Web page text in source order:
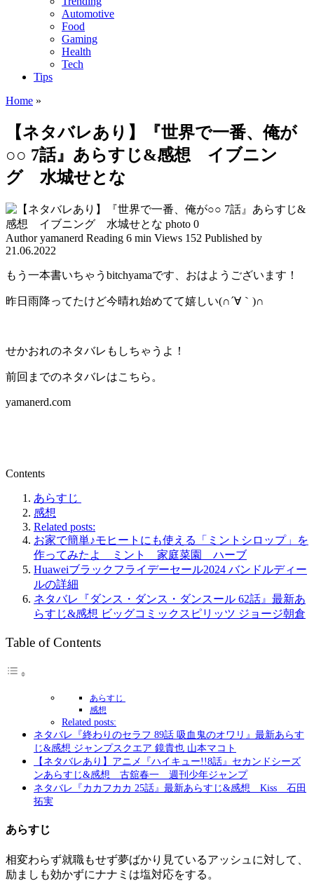
Automotive
Food
Gaming
Health
Tech
Tips
Home »
【ネタバレあり】『世界で一番、俺が
○○ 7話』あらすじ&感想 イブニン
グ 水城せとな
Author yamanerd Reading 6 min Views 152 Published by
21.06.2022
もう一本書いちゃうbitchyamaです、おはようございます！
昨日雨降ってたけど今晴れ始めてて嬉しい(∩´∀｀)∩
せかおれのネタバレもしちゃうよ！
前回までのネタバレはこちら。
yamanerd.com
Contents
あらすじ
感想
Related posts:
お家で簡単♪モヒートにも使える「ミントシロップ」を
作ってみたよ ミント 家庭菜園 ハーブ
Huaweiブラックフライデーセール2024 バンドルディー
ルの詳細
ネタバレ『ダンス・ダンス・ダンスール 62話』最新あ
らすじ&感想 ビッグコミックスピリッツ ジョージ朝倉
Table of Contents
あらすじ
感想
Related posts:
ネタバレ『終わりのセラフ 89話 吸血鬼のオワリ』最新あらす
じ&感想 ジャンプスクエア 鏡貴也 山本マコト
【ネタバレあり】アニメ『ハイキュー!!8話』セカンドシーズ
ンあらすじ&感想 古舘春一 週刊少年ジャンプ
ネタバレ『カカフカカ 25話』最新あらすじ&感想 Kiss 石田
拓実
あらすじ
相変わらず就職もせず夢ばかり見ているアッシュに対して、
励ましも効かずにナナミは塩対応をする。